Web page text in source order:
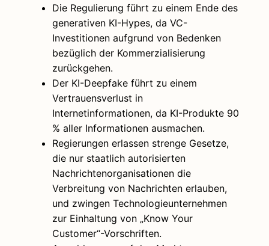
Die Regulierung führt zu einem Ende des
generativen KI-Hypes, da VC-
Investitionen aufgrund von Bedenken
bezüglich der Kommerzialisierung
zurückgehen.
Der KI-Deepfake führt zu einem
Vertrauensverlust in
Internetinformationen, da KI-Produkte 90
% aller Informationen ausmachen.
Regierungen erlassen strenge Gesetze,
die nur staatlich autorisierten
Nachrichtenorganisationen die
Verbreitung von Nachrichten erlauben,
und zwingen Technologieunternehmen
zur Einhaltung von „Know Your
Customer“-Vorschriften.